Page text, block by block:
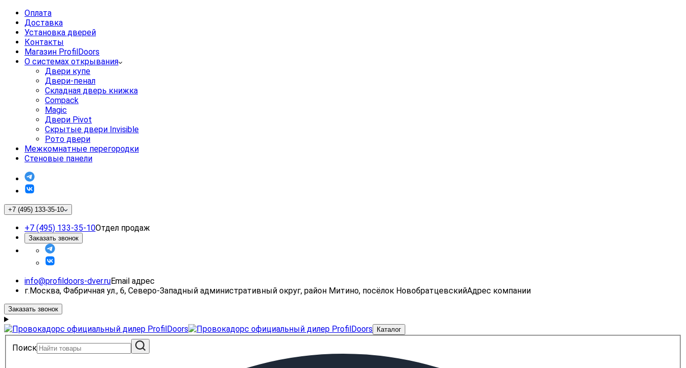
Оплата
Доставка
Установка дверей
Контакты
Магазин ProfilDoors
О системах открывания
Двери купе
Двери-пенал
Складная дверь книжка
Compack
Magic
Двери Pivot
Скрытые двери Invisible
Рото двери
Межкомнатные перегородки
Стеновые панели
+7 (495) 133-35-10
+7 (495) 133-35-10Отдел продаж
Заказать звонок
info@profildoors-dver.ruEmail адрес
г.Москва, Фабричная ул., 6, Северо-Западный административный округ, район Митино, посёлок НовобратцевскийАдрес компании
Заказать звонок
Каталог
Поиск